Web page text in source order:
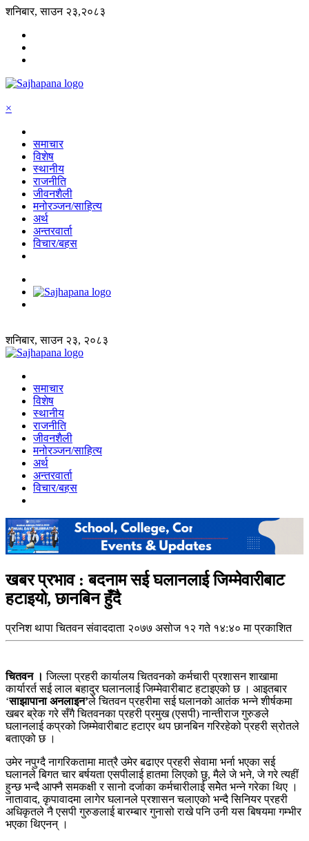
शनिबार, साउन २३,२०८३
×
समाचार
विशेष
स्थानीय
राजनीति
जीवनशैली
मनोरञ्जन/साहित्य
अर्थ
अन्तरवार्ता
विचार/बहस
शनिबार, साउन २३, २०८३
समाचार
विशेष
स्थानीय
राजनीति
जीवनशैली
मनोरञ्जन/साहित्य
अर्थ
अन्तरवार्ता
विचार/बहस
खबर प्रभाव : बदनाम सई घलानलाई जिम्मेवारीबाट
हटाइयो, छानबिन हुँदै
प्रनिश थापा चितवन संवाददाता २०७७ असोज १२ गते १४:४० मा प्रकाशित
चितवन । जिल्ला प्रहरी कार्यालय चितवनको कर्मचारी प्रशासन शाखामा
कार्यारर्त सई लाल बहादुर घलानलाई जिम्मेवारीबाट हटाइएको छ । आइतबार
‘साझापाना अनलाइन’ले चितवन प्रहरीमा सई घलानको आतंक भन्ने शीर्षकमा
खबर ब्रेक गरे सँगै चितवनका प्रहरी प्रमुख (एसपी) नान्तीराज गुरुङले
घलानलाई कप्रको जिम्मेवारीबाट हटाएर थप छानबिन गरिरहेको प्रहरी स्रोतले
बताएको छ ।
उमेर नपुग्दै नागरिकतामा मात्रै उमेर बढाएर प्रहरी सेवामा भर्ना भएका सई
घलानले बिगत चार बर्षयता एसपीलाई हातमा लिएको छु, मैले जे भने, जे गरे त्यहीं
हुन्छ भन्दै आफ्नै समकक्षी र सानो दर्जाका कर्मचारीलाई समेेेत भन्ने गरेका थिए ।
नातावाद, कृपावादमा लागेर घलानले प्रशासन चलाएको भन्दै सिनियर प्रहरी
अधिकृतले नै एसपी गुरुङलाई बारम्बार गुनासो राखे पनि उनी यस बिषयमा गम्भीर
भएका थिएनन् ।